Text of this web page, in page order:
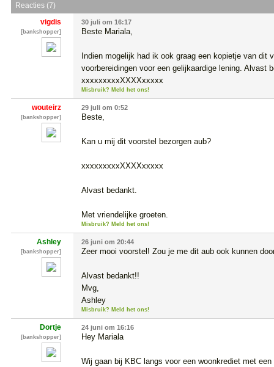
Reacties (7)
vigdis
[bankshopper]
30 juli om 16:17
Beste Mariala,
Indien mogelijk had ik ook graag een kopietje van dit
voorbereidingen voor een gelijkaardige lening. Alvast
xxxxxxxxxXXXXxxxxx
Misbruik? Meld het ons!
wouteirz
[bankshopper]
29 juli om 0:52
Beste,
Kan u mij dit voorstel bezorgen aub?
xxxxxxxxxXXXXxxxxx
Alvast bedankt.
Met vriendelijke groeten.
Misbruik? Meld het ons!
Ashley
[bankshopper]
26 juni om 20:44
Zeer mooi voorstel! Zou je me dit aub ook kunnen
Alvast bedankt!!
Mvg,
Ashley
Misbruik? Meld het ons!
Dortje
[bankshopper]
24 juni om 16:16
Hey Mariala
Wij gaan bij KBC langs voor een woonkrediet met